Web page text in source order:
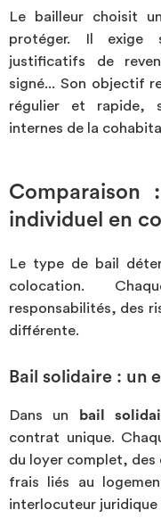
Le bailleur choisit
protéger. Il exige
justificatifs de
signé... Son objectif
régulier et rapide,
internes de la
Comparaison
individuel en
Le type de bail
colocation.
responsabilités, des
différente.
Bail solidaire : un
Dans un bail
contrat unique.
du loyer complet, des
frais liés au
interlocuteur juridique